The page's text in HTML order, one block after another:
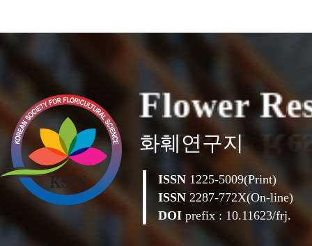
Flower Re
화훼연구지
ISSN 1225-5009(Print)
ISSN 2287-772X(On-line)
DOI prefix : 10.11623/frj.